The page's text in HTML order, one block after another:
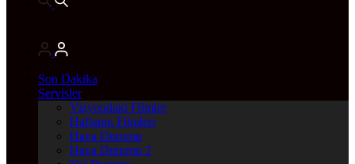
Son Dakika
Servisler
Vizyondaki Filmler
Haftanin Filmleri
Hava Durumu
Hava Durumu 2